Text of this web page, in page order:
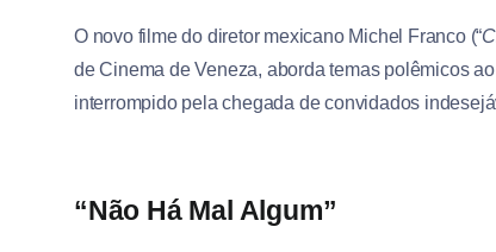
O novo filme do diretor mexicano Michel Franco (“
de Cinema de Veneza, aborda temas polêmicos
interrompido pela chegada de convidados
“Não Há Mal Algum”